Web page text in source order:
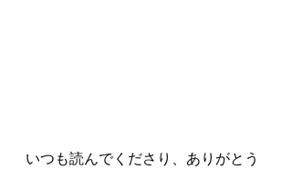
いつも読んでくださり、ありがとう